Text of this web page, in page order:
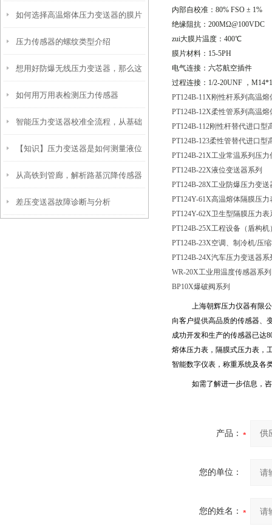
压力变送器，重塑高温测量新标杆
如何选择高温熔体压力变送器的膜片
压力传感器的螺纹类型介绍
想用好防爆无线压力变送器，那么这
些特点是你必须要掌握的
如何用万用表检测压力传感器
智能压力变送器校准全流程，从基础
操作到精准调优
【知识】压力变送器是如何测量液位
的？
从高铁到管廊，解析路基沉降传感器
的全域应用
差压变送器故障诊断与分析
内部自校准： 80% FSO ± 1%
绝缘阻抗： 200MΩ@100VDC
zui大膜片温度： 400℃
膜片材料： 15-5PH
电气连接：六芯航空插件
过程连接： 1/2-20UNF ，
PT124B-11X刚性杆系列高温
PT124B-12X柔性管系列高温
PT124B-112刚性杆替代进口型
PT124B-123柔性管替代进口型
PT124B-21X工业常温系列压力
PT124B-22X液位变送器系列
PT124B-28X工业防爆压力变送
PT124Y-61X高温熔体隔膜压
PT124Y-62X卫生型隔膜压力表
PT124B-25X工程设备（盾构
PT124B-23X空调、制冷机/压
PT124B-24X汽车压力变送器系
WR-20X工业用温度传感器系列
BP10X爆破阀系列
上海朝辉压力仪器有限
向客户提供高品质的传感器、
成功开发和生产的传感器已达
熔体压力表，隔膜式压力表，
智能数字仪表，称重系统及各
如需了解进一步信息，
产品：
您的单位：
您的姓名：